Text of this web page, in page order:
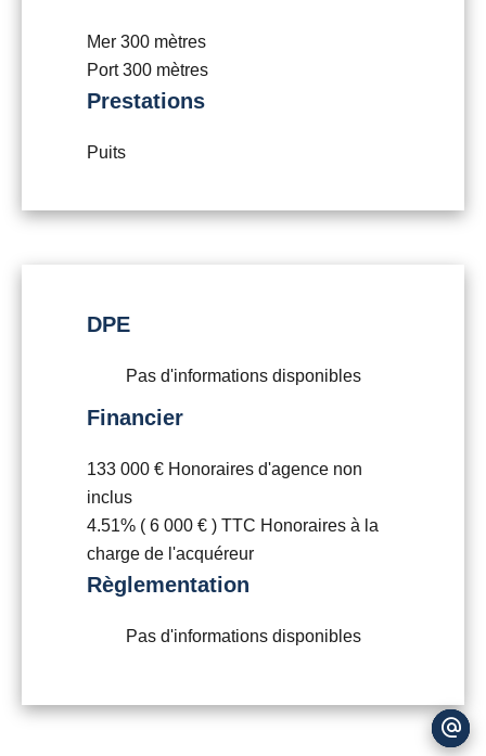
Mer 300 mètres
Port300 mètres
Prestations
Puits
DPE
Pas d'informations disponibles
Financier
133 000 € Honoraires d'agence non
inclus
4.51% ( 6 000 € ) TTC Honoraires à la
charge de l'acquéreur
Règlementation
Pas d'informations disponibles